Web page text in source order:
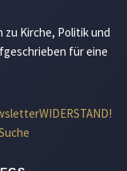
Kirche, Politik und
für eine
WIDERSTAND!